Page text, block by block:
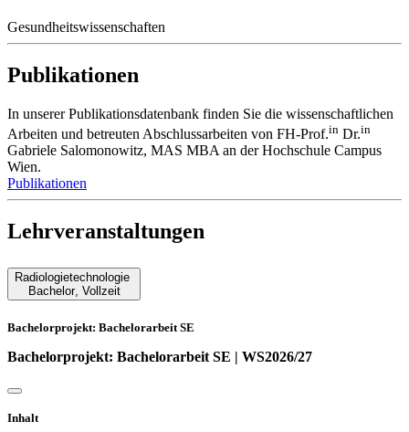
Gesundheitswissenschaften
Publikationen
In unserer Publikationsdatenbank finden Sie die wissenschaftlichen
Arbeiten und betreuten Abschlussarbeiten von FH-Prof.in Dr.in
Gabriele Salomonowitz, MAS MBA an der Hochschule Campus
Wien.
Publikationen
Lehrveranstaltungen
Radiologietechnologie
Bachelor, Vollzeit
Bachelorprojekt: Bachelorarbeit SE
Bachelorprojekt: Bachelorarbeit SE | WS2026/27
Inhalt